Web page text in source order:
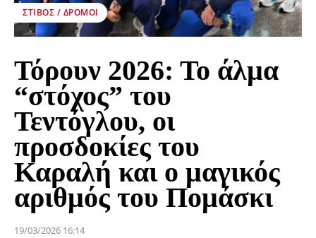
ΣΤΊΒΟΣ / ΔΡΌΜΟΙ
Τόρουν 2026: Το άλμα
“στόχος” του
Τεντόγλου, οι
προσδοκίες του
Καραλή και ο μαγικός
αριθμός του Πομάσκι
19/03/2026 16:14